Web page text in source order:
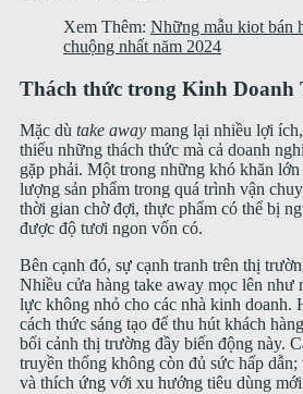
Xem Thêm: Những mẫu kiot bán
chuộng nhất năm 2024
Thách thức trong Kinh Doanh
Mặc dù take away mang lại nhiều lợi
thiếu những thách thức mà cả doanh
gặp phải. Một trong những khó khăn
lượng sản phẩm trong quá trình vận
thời gian chờ đợi, thực phẩm có thể bị
được độ tươi ngon vốn có.
Bên cạnh đó, sự cạnh tranh trên thị
Nhiều cửa hàng take away mọc lên như
lực không nhỏ cho các nhà kinh doanh.
cách thức sáng tạo để thu hút khách
bối cảnh thị trường đầy biến động này.
truyền thống không còn đủ sức hấp
và thích ứng với xu hướng tiêu dùng